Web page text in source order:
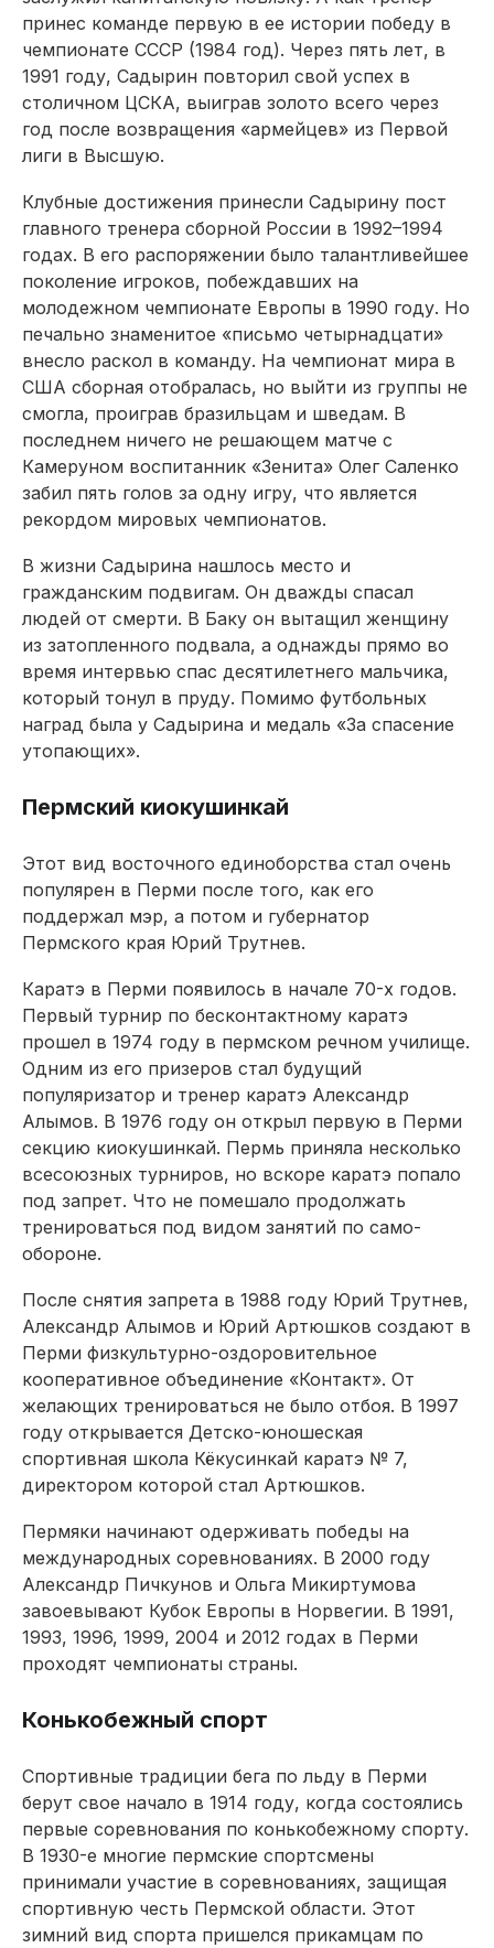
принес команде первую в ее истории победу в
чемпионате СССР (1984 год). Через пять лет, в
1991 году, Садырин повторил свой успех в
столичном ЦСКА, выиграв золото всего через
год после возвращения «армейцев» из Первой
лиги в Высшую.
Клубные достижения принесли Садырину пост
главного тренера сборной России в 1992–1994
годах. В его распоряжении было талантливейшее
поколение игроков, побеждавших на
молодежном чемпионате Европы в 1990 году. Но
печально знаменитое «письмо четырнадцати»
внесло раскол в команду. На чемпионат мира в
США сборная отобралась, но выйти из группы не
смогла, проиграв бразильцам и шведам. В
последнем ничего не решающем матче с
Камеруном воспитанник «Зенита» Олег Саленко
забил пять голов за одну игру, что является
рекордом мировых чемпионатов.
В жизни Садырина нашлось место и
гражданским подвигам. Он дважды спасал
людей от смерти. В Баку он вытащил женщину
из затоп­ленного подвала, а однажды прямо во
время интервью спас десятилетнего мальчика,
который тонул в пруду. Помимо футбольных
наград была у Садырина и медаль «За спасение
утопающих».
Пермский киокушинкай
Этот вид восточного единоборства стал очень
популярен в Перми после того, как его
поддержал мэр, а потом и губернатор
Пермского края Юрий Трутнев.
Каратэ в Перми появилось в начале 70-х годов.
Первый турнир по бесконтактному каратэ
прошел в 1974 году в пермском речном училище.
Одним из его призеров стал будущий
популяризатор и тренер каратэ Александр
Алымов. В 1976 году он открыл первую в Перми
секцию киокушинкай. Пермь приняла несколько
всесоюзных турниров, но вскоре каратэ попало
под запрет. Что не помешало продолжать
тренироваться под видом занятий по само­
обороне.
После снятия запрета в 1988 году Юрий Трутнев,
Александр Алымов и Юрий Артюшков создают в
Перми физкультурно-оздоровительное
кооперативное объединение «Контакт». От
желающих тренироваться не было отбоя. В 1997
году открывается Детско-юношеская
спортивная школа Кёкусинкай каратэ № 7,
директором которой стал Артюшков.
Пермяки начинают одерживать победы на
международных соревнованиях. В 2000 году
Александр Пичкунов и Ольга Микиртумова
завоевывают Кубок Европы в Норвегии. В 1991,
1993, 1996, 1999, 2004 и 2012 годах в Перми
проходят чемпионаты страны.
Конькобежный спорт
Спортивные традиции бега по льду в Перми
берут свое начало в 1914 году, когда состоялись
первые соревнования по конькобежному спорту.
В 1930-е многие пермские спортсмены
принимали участие в соревнованиях, защищая
спортивную честь Пермской области. Этот
зимний вид спорта пришелся прикамцам по